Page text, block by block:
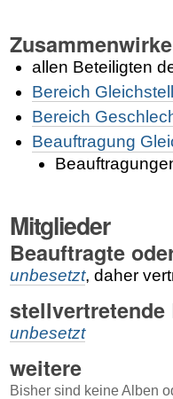
allen Beteiligten
Bereich
Bereich
Beauftragung
Mitglieder
Beauftragte
unbesetzt, daher
stellvertretende
unbesetzt
weitere
Bisher sind keine Alben